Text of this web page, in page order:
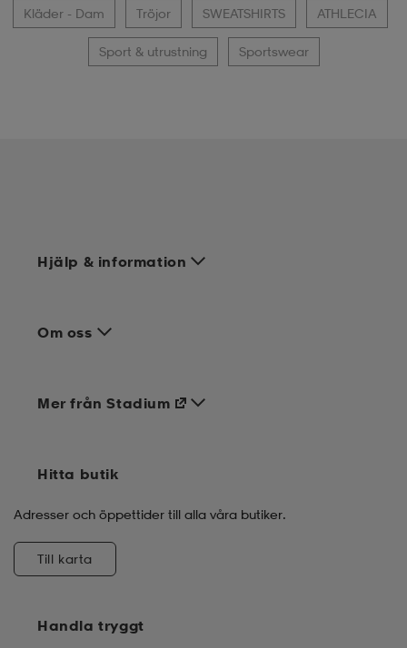
Kläder - Dam Tröjor SWEATSHIRTS ATHLECIA
Sport & utrustning Sportswear
Hjälp & information
Om oss
Handla tryggt
Mer från Stadium
Hitta butik
Adresser och öppettider till alla våra butiker.
Till karta